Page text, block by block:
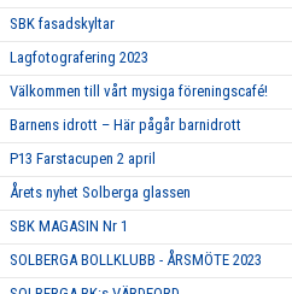
SBK fasadskyltar
Lagfotografering 2023
Välkommen till vårt mysiga föreningscafé!
Barnens idrott – Här pågår barnidrott
P13 Farstacupen 2 april
Årets nyhet Solberga glassen
SBK MAGASIN Nr 1
SOLBERGA BOLLKLUBB - ÅRSMÖTE 2023